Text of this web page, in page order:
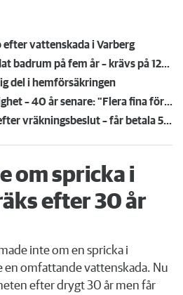
vattenskada i Varberg
Anmälde inte vattenskadat badrum på fem år – krävs på 125 000 kronor
del i hemförsäkringen
Kompisdealen blev verklighet – 40 år senare: "Flera fina fördelar med att dela bostad"
Kvinna kapade lägenhet efter vräkningsbeslut – får betala 50 000
om spricka i
efter 30 år
inte om en spricka i
omfattande vattenskada. Nu
efter drygt 30 år men får